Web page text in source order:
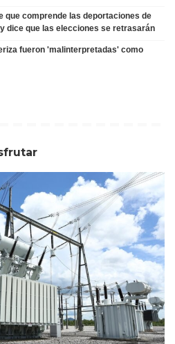
que comprende las deportaciones de
dice que las elecciones se retrasarán
fueron 'malinterpretadas' como